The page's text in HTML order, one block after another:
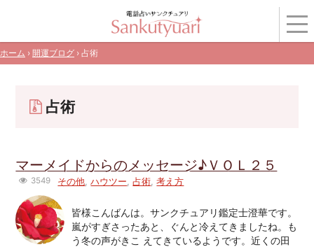
ホーム › 開運ブログ › 占術
占術
マーメイドからのメッセージ♪ＶＯＬ２５
3549 その他 ,ハウツー ,占術 ,考え方
皆様こんばんは。サンクチュアリ鑑定士澄華です。
嵐がすぎさったあと、ぐんと冷えてきましたね。も
う冬の声がきこ えてきているようです。近くの田